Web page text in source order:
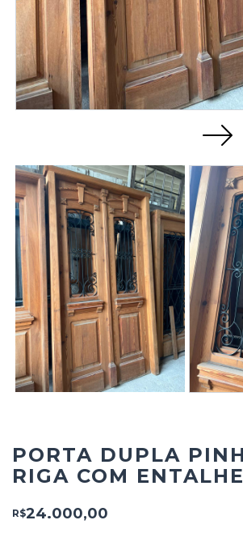
PORTA DUPLA
RIGA COM
R$24.000,00